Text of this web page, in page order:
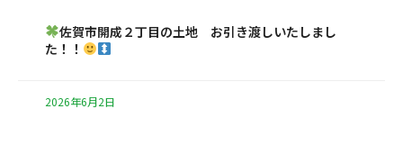
佐賀市開成２丁目の土地 お引き渡しいたしまし
た！！
2026年6月2日